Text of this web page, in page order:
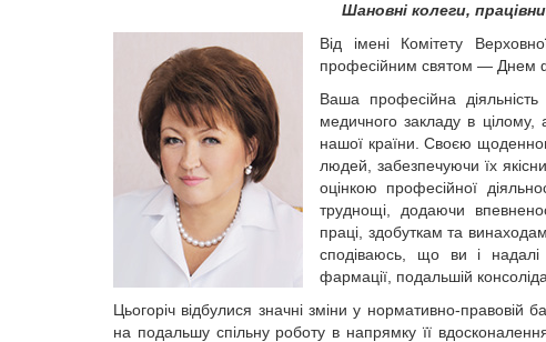
Шановні колеги,
Від імені Комітету
професійним святом — Днем
Ваша професійна
медичного закладу в цілому,
нашої країни. Своєю
людей, забезпечуючи їх
оцінкою професійної
труднощі, додаючи
праці, здобуткам та
сподіваюсь, що ви і надалі
фармації, подальшій
Цьогоріч відбулися значні зміни у нормативно-правовій
на подальшу спільну роботу в напрямку її